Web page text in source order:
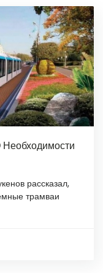
рассказал,
трамваи